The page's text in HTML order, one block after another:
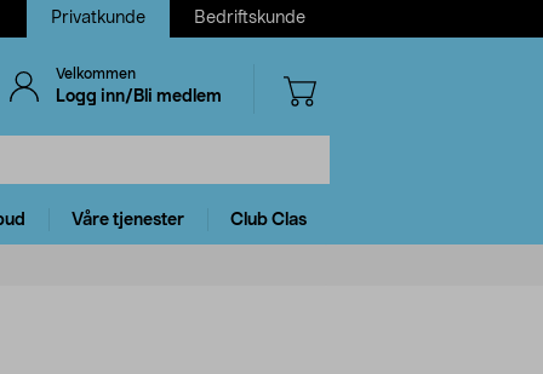
Privatkunde Bedriftskunde
Velkommen
Logg inn/Bli medlem
Våre tjenester Club Clas